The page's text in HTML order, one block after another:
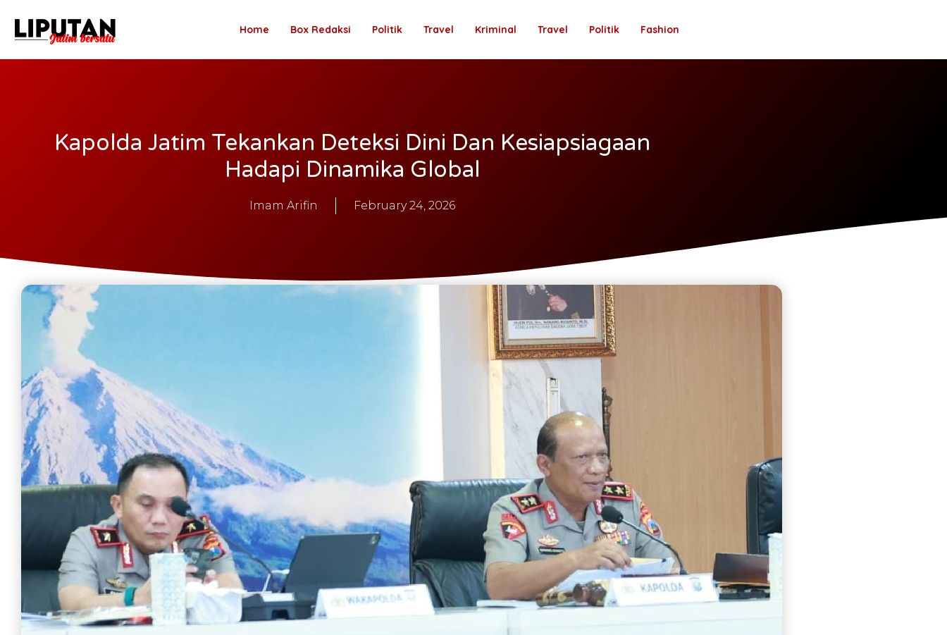
Home Box Redaksi Politik Travel Kriminal Travel Politik Fashion
Kapolda Jatim Tekankan Deteksi Dini Dan Kesiapsiagaan
Hadapi Dinamika Global
Imam Arifin February 24, 2026